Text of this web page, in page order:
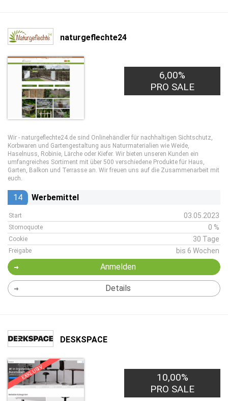
naturgeflechte24
6,00%
PRO SALE
Wir - naturgeflechte24.de sind Onlinehändler für nachhaltigen Sichtschutz,
Korbwaren und Gartengestaltung aus Naturmaterialien wie Weide,
Haselnuss, Robinie, Lärche oder Kiefer. Wir bieten unseren Kunden ein
umfangreiches Sortiment mit über 500 verschiedene Produkte für Haus,
Garten, Balkon und Terrasse an. Wir freuen uns auf die Zusammenarbeit mit
euch.
14 Werbemittel
Start 03.05.2023
Stornoquote 0 %
Cookie 30 Tage
Freigabe bis 6 Wochen
Anmelden
Details
DESKSPACE
EXKLUSIV
10,00%
PRO SALE